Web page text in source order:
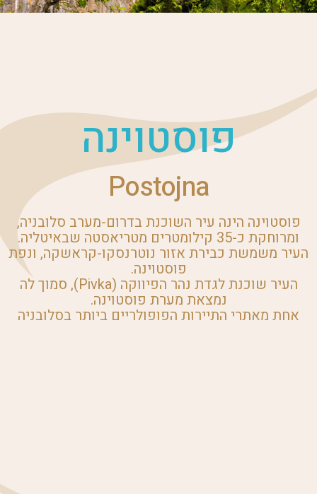
פוסטוינה
Postojna
פוסטוינה הינה עיר השוכנת בדרום-מערב סלובניה,
ומרוחקת כ-35 קילומטרים מטריאסטה שבאיטליה.
העיר משמשת כבירת אזור נוטרנסקו-קראשקה, ונפת
פוסטוינה.
העיר שוכנת לגדת נהר הפיווקה (Pivka), סמוך לה
נמצאת מערת פוסטוינה.
אחת מאתרי התיירות הפופולריים ביותר בסלובניה